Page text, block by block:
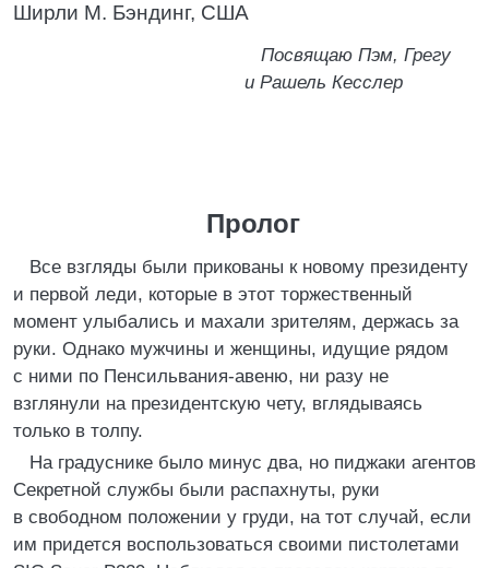
Ширли М. Бэндинг, США
Посвящаю Пэм, Грегу
и Рашель Кесслер
Пролог
Все взгляды были прикованы к новому президенту
и первой леди, которые в этот торжественный
момент улыбались и махали зрителям, держась за
руки. Однако мужчины и женщины, идущие рядом
с ними по Пенсильвания-авеню, ни разу не
взглянули на президентскую чету, вглядываясь
только в толпу.
На градуснике было минус два, но пиджаки агентов
Секретной службы были распахнуты, руки
в свободном положении у груди, на тот случай, если
им придется воспользоваться своими пистолетами